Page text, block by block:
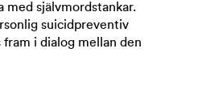
med självmordstankar.
suicidpreventiv
fram i dialog mellan den